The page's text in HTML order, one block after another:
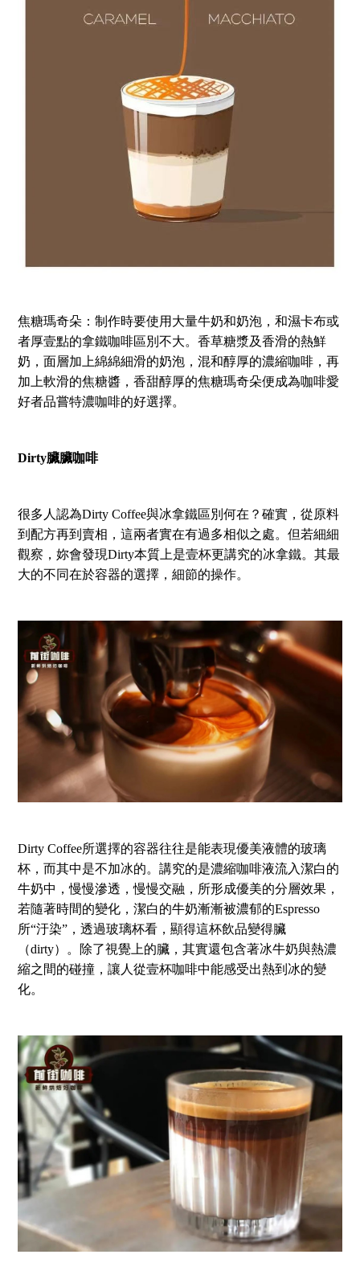
焦糖瑪奇朵：制作時要使用大量牛奶和奶泡，和濕卡布或
者厚壹點的拿鐵咖啡區別不大。香草糖漿及香滑的熱鮮
奶，面層加上綿綿細滑的奶泡，混和醇厚的濃縮咖啡，再
加上軟滑的焦糖醬，香甜醇厚的焦糖瑪奇朵便成為咖啡愛
好者品嘗特濃咖啡的好選擇。
Dirty臟臟咖啡
很多人認為Dirty Coffee與冰拿鐵區別何在？確實，從原料
到配方再到賣相，這兩者實在有過多相似之處。但若細細
觀察，妳會發現Dirty本質上是壹杯更講究的冰拿鐵。其最
大的不同在於容器的選擇，細節的操作。
Dirty Coffee所選擇的容器往往是能表現優美液體的玻璃
杯，而其中是不加冰的。講究的是濃縮咖啡液流入潔白的
牛奶中，慢慢滲透，慢慢交融，所形成優美的分層效果，
若隨著時間的變化，潔白的牛奶漸漸被濃郁的Espresso
所“汙染”，透過玻璃杯看，顯得這杯飲品變得臟
（dirty）。除了視覺上的臟，其實還包含著冰牛奶與熱濃
縮之間的碰撞，讓人從壹杯咖啡中能感受出熱到冰的變
化。